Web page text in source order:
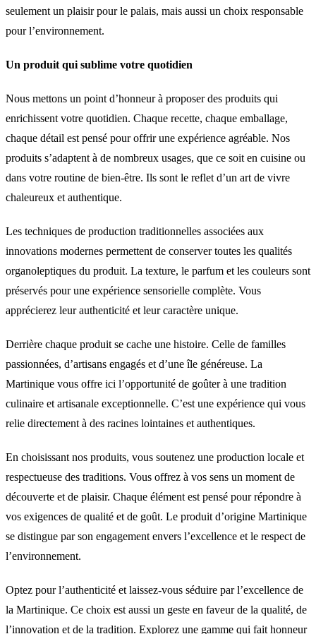
seulement un plaisir pour le palais, mais aussi un choix responsable
pour l’environnement.
Un produit qui sublime votre quotidien
Nous mettons un point d’honneur à proposer des produits qui
enrichissent votre quotidien. Chaque recette, chaque emballage,
chaque détail est pensé pour offrir une expérience agréable. Nos
produits s’adaptent à de nombreux usages, que ce soit en cuisine ou
dans votre routine de bien-être. Ils sont le reflet d’un art de vivre
chaleureux et authentique.
Les techniques de production traditionnelles associées aux
innovations modernes permettent de conserver toutes les qualités
organoleptiques du produit. La texture, le parfum et les couleurs sont
préservés pour une expérience sensorielle complète. Vous
apprécierez leur authenticité et leur caractère unique.
Derrière chaque produit se cache une histoire. Celle de familles
passionnées, d’artisans engagés et d’une île généreuse. La
Martinique vous offre ici l’opportunité de goûter à une tradition
culinaire et artisanale exceptionnelle. C’est une expérience qui vous
relie directement à des racines lointaines et authentiques.
En choisissant nos produits, vous soutenez une production locale et
respectueuse des traditions. Vous offrez à vos sens un moment de
découverte et de plaisir. Chaque élément est pensé pour répondre à
vos exigences de qualité et de goût. Le produit d’origine Martinique
se distingue par son engagement envers l’excellence et le respect de
l’environnement.
Optez pour l’authenticité et laissez-vous séduire par l’excellence de
la Martinique. Ce choix est aussi un geste en faveur de la qualité, de
l’innovation et de la tradition. Explorez une gamme qui fait honneur